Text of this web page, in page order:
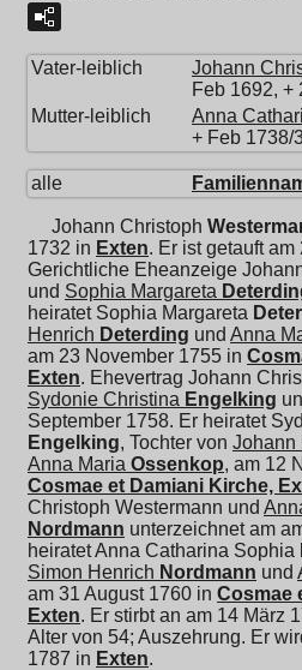
Vater-leiblich Johann
Feb 1692, +
Mutter-leiblich
Anna
+ Feb 1738/
alle
Johann Christoph
1732 in Exten. Er ist getauft
Gerichtliche Eheanzeige
und Sophia Margareta
heiratet Sophia Margareta
Henrich Deterding und Anna
am 23 November 1755 in
Exten. Ehevertrag Johann
Sydonie Christina Engelking
September 1758. Er heiratet
Engelking, Tochter von Johann
Anna Maria Ossenkop, am 12
Cosmae et Damiani Kirche,
Christoph Westermann und
Nordmann unterzeichnet am
heiratetAnna Catharina Sophia
Simon Henrich Nordmann und
am 31 August 1760 in Cosmae
Exten. Er stirbt an am 14 März
Alter von 54; Auszehrung. Er
1787 in Exten.